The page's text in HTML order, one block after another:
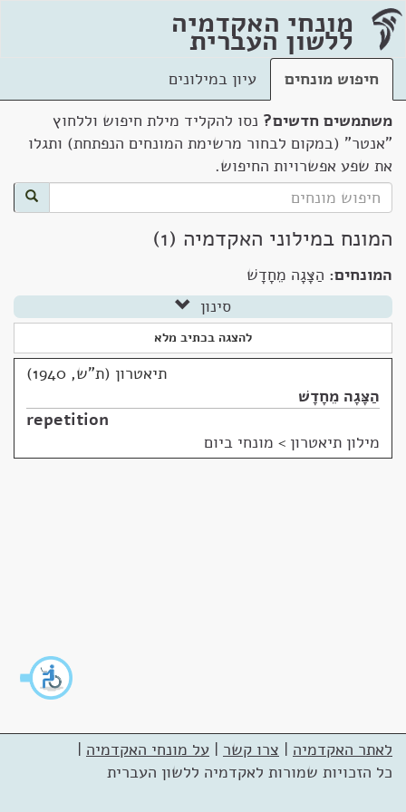
מונחי האקדמיה
ללשון העברית
חיפוש מונחים
עיון במילונים
משתמשים חדשים? נסו להקליד מילת חיפוש וללחוץ
"אנטר" (במקום לבחור מרשימת המונחים הנפתחת) ותגלו
את שפע אפשרויות החיפוש.
המונח במילוני האקדמיה (1)
המונחים: הַצָּגָה מֵחָדָשׁ
סינון
להצגה בכתיב מלא
תיאטרון (ת"ש, 1940)
הַצָּגָה מֵחָדָשׁ
repetition
מילון תיאטרון > מונחי ביום
לאתר האקדמיה | צרו קשר | על מונחי האקדמיה |
כל הזכויות שמורות לאקדמיה ללשון העברית